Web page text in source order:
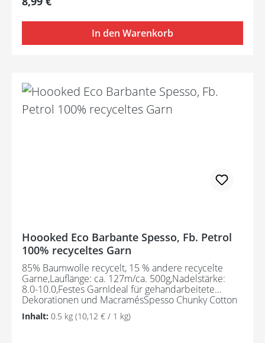
ideal für gehandarbeitete Dekorationen und
Textilabfällen hergestellt und ist daher ein
umweltfreundliches Garn. Der Herstellungsprozess
erfordert kein erneutes Färben.
In den Warenkorb
Hoooked Eco Barbante Spesso, Fb. Petrol
100% recyceltes Garn
85% Baumwolle recycelt, 15 % andere recycelte
Garne,Lauflänge: ca. 127m/ca. 500g,Nadelstärke:
8.0-10.0,Festes GarnIdeal für gehandarbeitete
Dekorationen und MacramésSpesso Chunky Cotton
wird aus Textilabfällen hergestellt und ist daher ein
umweltfreundliches Garn. Der Herstellungsprozess
Inhalt: 0.5 kg (10,12 € / 1 kg)